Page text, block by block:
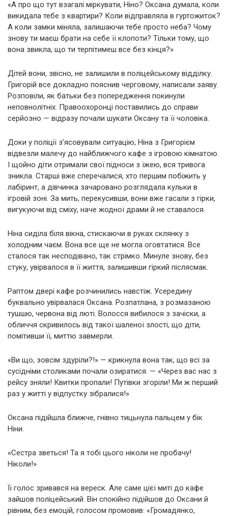
«А про що тут взагалі міркувати, Ніно? Оксана думала, коли
викидала тебе з квартири? Коли відправляла в гуртожиток?
А коли замки міняла, залишаючи тебе просто неба? Чому
знову ти маєш брати на себе її клопоти? Тільки тому, що
вона звикла, що ти терпітимеш все без кінця?»
Дітей вони, звісно, не залишили в поліцейському відділку.
Григорій все докладно пояснив черговому, написали заяву.
Розповіли, як батьки без попередження покинули
неповнолітніх. Правоохоронці поставились до справи
серйозно — відразу почали шукати Оксану та її чоловіка.
Доки у поліції з’ясовували ситуацію, Ніна з Григорієм
відвезли малечу до найближчого кафе з ігровою кімнатою.
І щойно діти отримали свої підноси з їжею, вся тривога
зникла. Старші вже сперечалися, хто першим побіжить у
лабіринт, а дівчинка зачаровано розглядала кульки в
ігровій зоні. За мить, перекусивши, вони вже гасали з гірки,
вигукуючи від сміху, наче жодної драми й не ставалося.
Ніна сиділа біля вікна, стискаючи в руках склянку з
холодним чаєм. Вона все ще не могла оговтатися. Все
сталося так несподівано, так стрімко. Минуле знову, без
стуку, увірвалося в її життя, залишивши гіркий післясмак.
Раптом двері кафе розчинились навстіж. Усередину
буквально увірвалася Оксана. Розпатлана, з розмазаною
тушшю, червона від люті. Волосся вибилося з зачіски, а
обличчя скривилось від такої шаленої злості, що діти,
помітивши її, миттю завмерли.
«Ви що, зовсім здуріли?!» — крикнула вона так, що всі за
сусідніми столиками почали озиратися. — «Через вас нас з
рейсу зняли! Квитки пропали! Путівки згоріли! Ми ж перший
раз у житті у відпустку зібралися!»
Оксана підійшла ближче, гнівно тицьнула пальцем у бік
Ніни.
«Сестра зветься! Та я тобі цього ніколи не пробачу!
Ніколи!»
Її голос зривався на вереск. Але саме цієї миті до кафе
зайшов поліцейський. Він спокійно підійшов до Оксани й
рівним, без емоцій, голосом промовив: «Громадянко,